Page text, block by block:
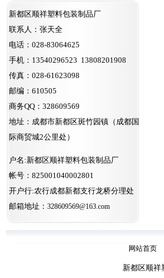
新都区顺祥塑料包装制品厂
联系人：张天全
电话：028-83064625
手机：13540296523 13808201908
传真：028-61623098
邮编：610505
商务QQ：328609569
地址：成都市新都区斑竹园镇（成都国
际商贸城2公里处）
户名:新都区顺祥塑料包装制品厂
帐号：825001040002801
开户行:农行成都新都支行龙桥分理处
邮箱地址： 328609569@163.com
网站首页
新都区顺祥